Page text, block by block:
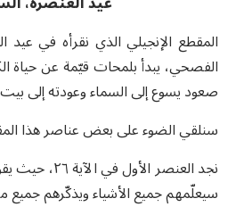
المقطع الإنجيلي الذي نقرأه في عيد
الفصحي، يبدأ بلمحات قيّمة عن حياة
صعود يسوع إلى السماء وعودته إلى
سنلقي الضوء على بعض عناصر هذا
نجد العنصر
سيعلّمهم جميع الأشياء ويذكّرهم جميع